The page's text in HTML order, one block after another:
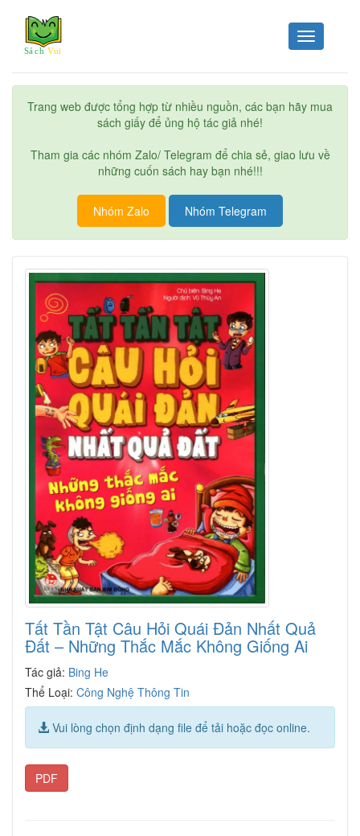
Toggle
navigation
Trang web được tổng hợp từ nhiều nguồn, các bạn hãy mua
sách giấy để ủng hộ tác giả nhé!
Tham gia các nhóm Zalo/ Telegram để chia sẻ, giao lưu về
những cuốn sách hay bạn nhé!!!
Nhóm Zalo Nhóm Telegram
Tất Tần Tật Câu Hỏi Quái Đản Nhất Quả
Đất – Những Thắc Mắc Không Giống Ai
Tác giả: Bing He
Thể Loại: Công Nghệ Thông Tin
Vui lòng chọn định dạng file để tải hoặc đọc online.
PDF